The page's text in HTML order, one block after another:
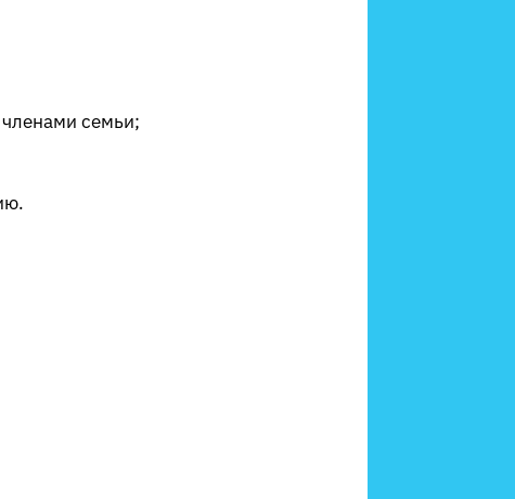
семьи;